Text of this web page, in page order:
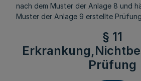
nach dem Muster der Anlage 8 und
Muster der Anlage 9 erstellte
§ 11
Prüfung